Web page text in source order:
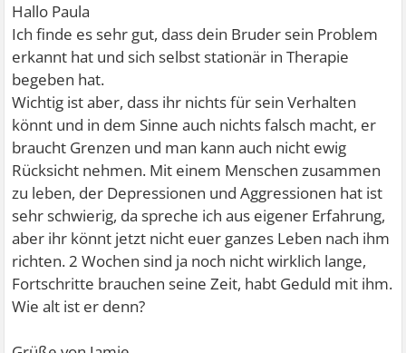
Hallo Paula
Ich finde es sehr gut, dass dein Bruder sein Problem
erkannt hat und sich selbst stationär in Therapie
begeben hat.
Wichtig ist aber, dass ihr nichts für sein Verhalten
könnt und in dem Sinne auch nichts falsch macht, er
braucht Grenzen und man kann auch nicht ewig
Rücksicht nehmen. Mit einem Menschen zusammen
zu leben, der Depressionen und Aggressionen hat ist
sehr schwierig, da spreche ich aus eigener Erfahrung,
aber ihr könnt jetzt nicht euer ganzes Leben nach ihm
richten. 2 Wochen sind ja noch nicht wirklich lange,
Fortschritte brauchen seine Zeit, habt Geduld mit ihm.
Wie alt ist er denn?